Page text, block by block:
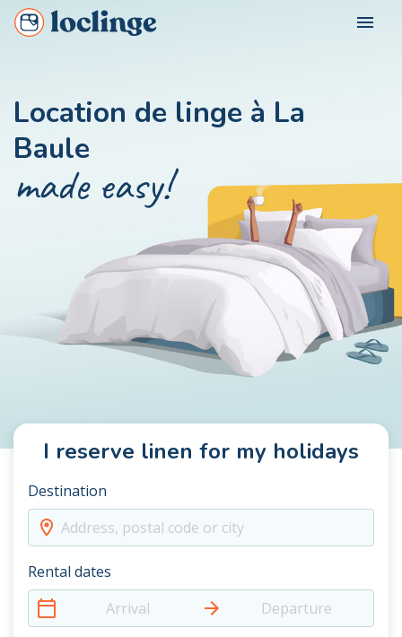
menu
Loclinge Vacationer
Loclinge Owner
Loclinge Professional
OUR CITIES
Location de linge à La
Baule
made easy!
I reserve linen for my holidays
Destination
Address, postal code or city
Rental dates
Arrival
Departure